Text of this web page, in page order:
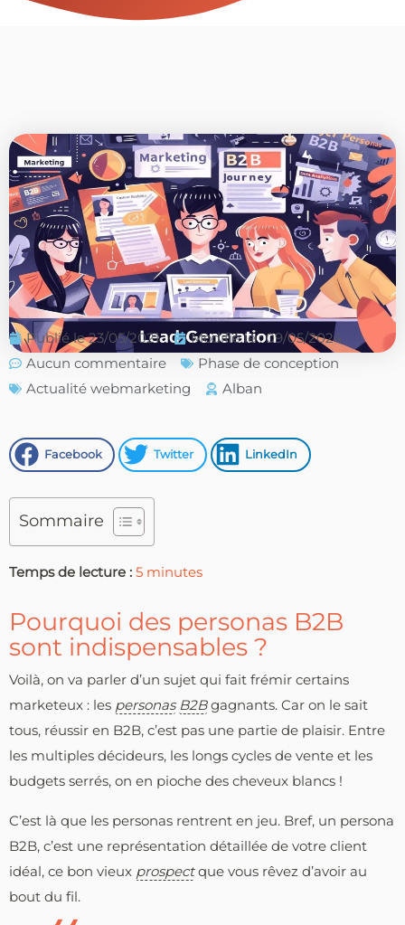
Publié le 23/05/2021
Modifié le : 09/05/2024
Aucun commentaire
Phase de conception
Actualité webmarketing
Alban
Facebook Twitter LinkedIn
Sommaire
Temps de lecture : 5 minutes
Pourquoi des personas B2B
sont indispensables ?
Voilà, on va parler d’un sujet qui fait frémir certains
marketeux : les personas B2Bgagnants. Car on le sait
tous, réussir en B2B, c’est pas une partie de plaisir. Entre
les multiples décideurs, les longs cycles de vente et les
budgets serrés, on en pioche des cheveux blancs !
C’est là que les personas rentrent en jeu. Bref, un persona
B2B, c’est une représentation détaillée de votre client
idéal, ce bon vieux prospectque vous rêvez d’avoir au
bout du fil.